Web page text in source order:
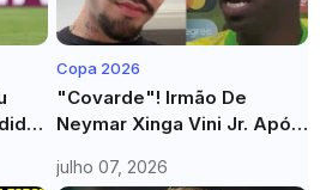
Copa 2026
"Covarde"! Irmão De
Neymar Xinga Vini Jr. Após
Provoca Haaland: "Fica
julho 07, 2026